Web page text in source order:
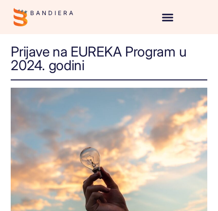
BANDIERA
Prijave na EUREKA Program u
2024. godini